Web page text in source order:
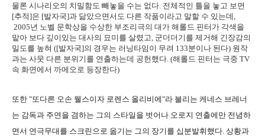
물론 시나리오의 치밀함도 빼놓을 수는 없다. 전체적인 틀을 놓고 보면
[추적]은 [발자국]과 닮았으면서도 다른 작품이라고 말할 수 있는데,
2005년 노벨 문학상을 수상한 부조리극의 대가 해롤드 핀터가 각색을
맡아 보다 깊이있는 대사의 묘미를 살렸고, 군더더기를 제거해 긴장감의
밀도를 높혀 ([발자국]의 경우는 러닝타임이 무려 133분이나 된다) 원작
과는 사뭇 다른 분위기를 연출하는데 공헌했다. (해롤드 핀터는 극중 TV
속 화면에서 까메오로 등장한다)
또한 "또다른 오손 웰스이자 로렌스 올리비에"라 불리는 케네스 브레너
는 감독과 주연을 겸하는 그의 스타일을 벗어나 오로지 연출에만 전념하
면서 연극무대를 스크린으로 옮기는 그의 장기를 십분발휘했다. 상황과